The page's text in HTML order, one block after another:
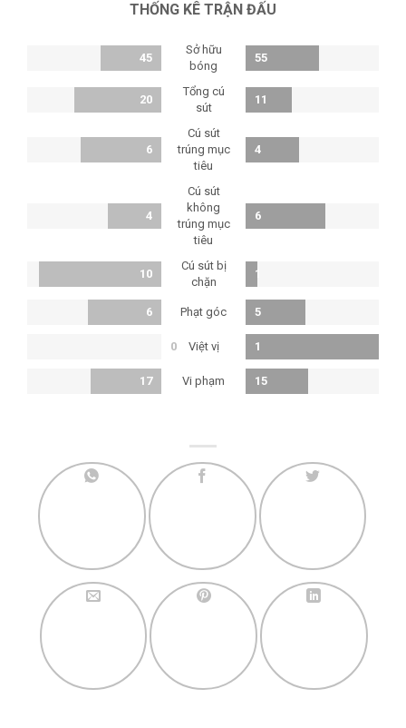
THỐNG KÊ TRẬN ĐẤU
45
Sở hữu
bóng
55
20
Tổng cú
sút
11
6
Cú sút
trúng mục
tiêu
4
4
Cú sút
không
trúng mục
tiêu
6
10
Cú sút bị
chặn
1
6 Phạt góc 5
0 Việt vị 1
17 Vi phạm 15